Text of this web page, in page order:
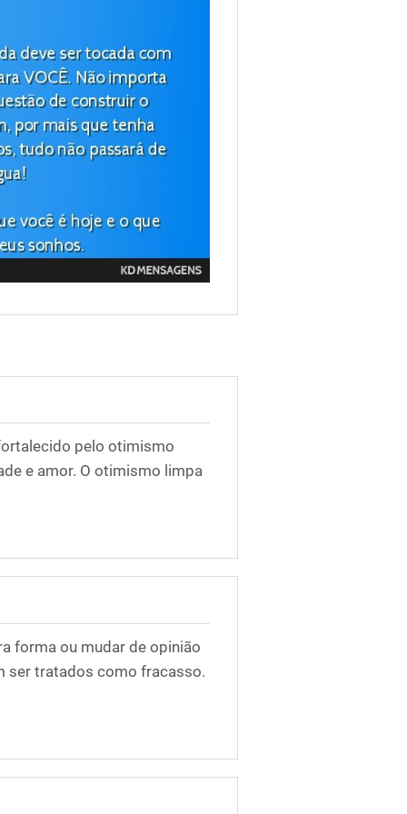
pelo otimismo
e amor. O otimismo limpa
forma ou mudar de opinião
ser tratados como fracasso.